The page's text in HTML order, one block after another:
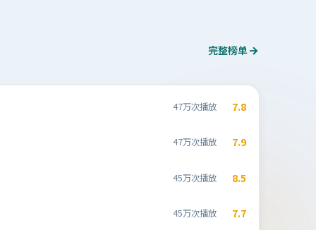
完整榜单
47万次播放 7.8
47万次播放 7.9
45万次播放 8.5
45万次播放 7.7